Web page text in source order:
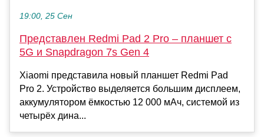
19:00, 25 Сен
Представлен Redmi Pad 2 Pro – планшет с
5G и Snapdragon 7s Gen 4
Xiaomi представила новый планшет Redmi Pad
Pro 2. Устройство выделяется большим дисплеем,
аккумулятором ёмкостью 12 000 мАч, системой из
четырёх дина...